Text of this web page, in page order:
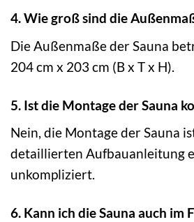
4. Wie groß sind die
Die Außenmaße der Sauna
204 cm x 203 cm (B x T x H).
5. Ist die Montage der Sauna
Nein, die Montage der Sauna
detaillierten Aufbauanleitung
unkompliziert.
6. Kann ich die Sauna auch im